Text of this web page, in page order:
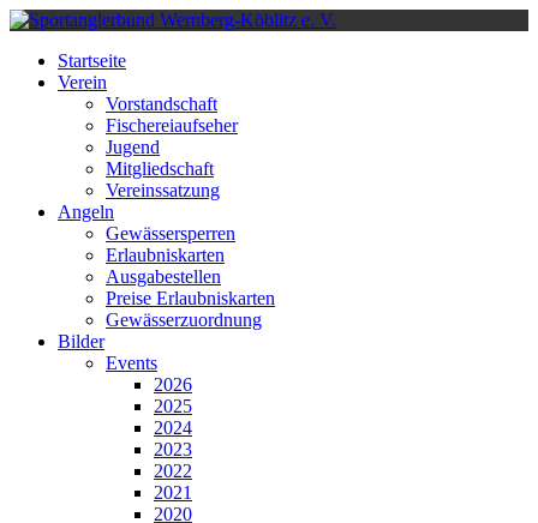
Startseite
Verein
Vorstandschaft
Fischereiaufseher
Jugend
Mitgliedschaft
Vereinssatzung
Angeln
Gewässersperren
Erlaubniskarten
Ausgabestellen
Preise Erlaubniskarten
Gewässerzuordnung
Bilder
Events
2026
2025
2024
2023
2022
2021
2020
Monat
Monat
Monat
Monat